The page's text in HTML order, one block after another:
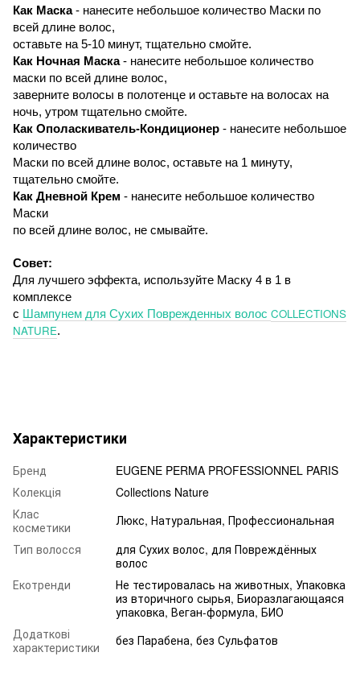
Как Маска- нанесите небольшое количество Маски по
всей длине волос,
оставьте на 5-10 минут, тщательно смойте.
Как Ночная Маска- нанесите небольшое количество
маски по всей длине волос,
заверните волосы в полотенце и оставьте на волосах на
ночь, утром тщательно смойте.
Как Ополаскиватель-Кондиционер - нанесите небольшое
количество
Маски по всей длине волос, оставьте на 1 минуту,
тщательно смойте.
Как Дневной Крем - нанесите небольшое количество
Маски
по всей длине волос, не смывайте.
Совет:
Для лучшего эффекта, используйте Маску 4 в 1 в
комплексе
с Шампунем для Сухих Поврежденных волос COLLECTIONS
NATURE.
Характеристики
Бренд
EUGENE PERMA PROFESSIONNEL PARIS
Колекція
Collections Nature
Клас
косметики
Люкс, Натуральная, Профессиональная
Тип волосся
для Сухих волос, для Повреждённых
волос
Екотренди
Не тестировалась на животных, Упаковка
из вторичного сырья, Биоразлагающаяся
упаковка, Веган-формула, БИО
Додаткові
характеристики
без Парабена, без Сульфатов